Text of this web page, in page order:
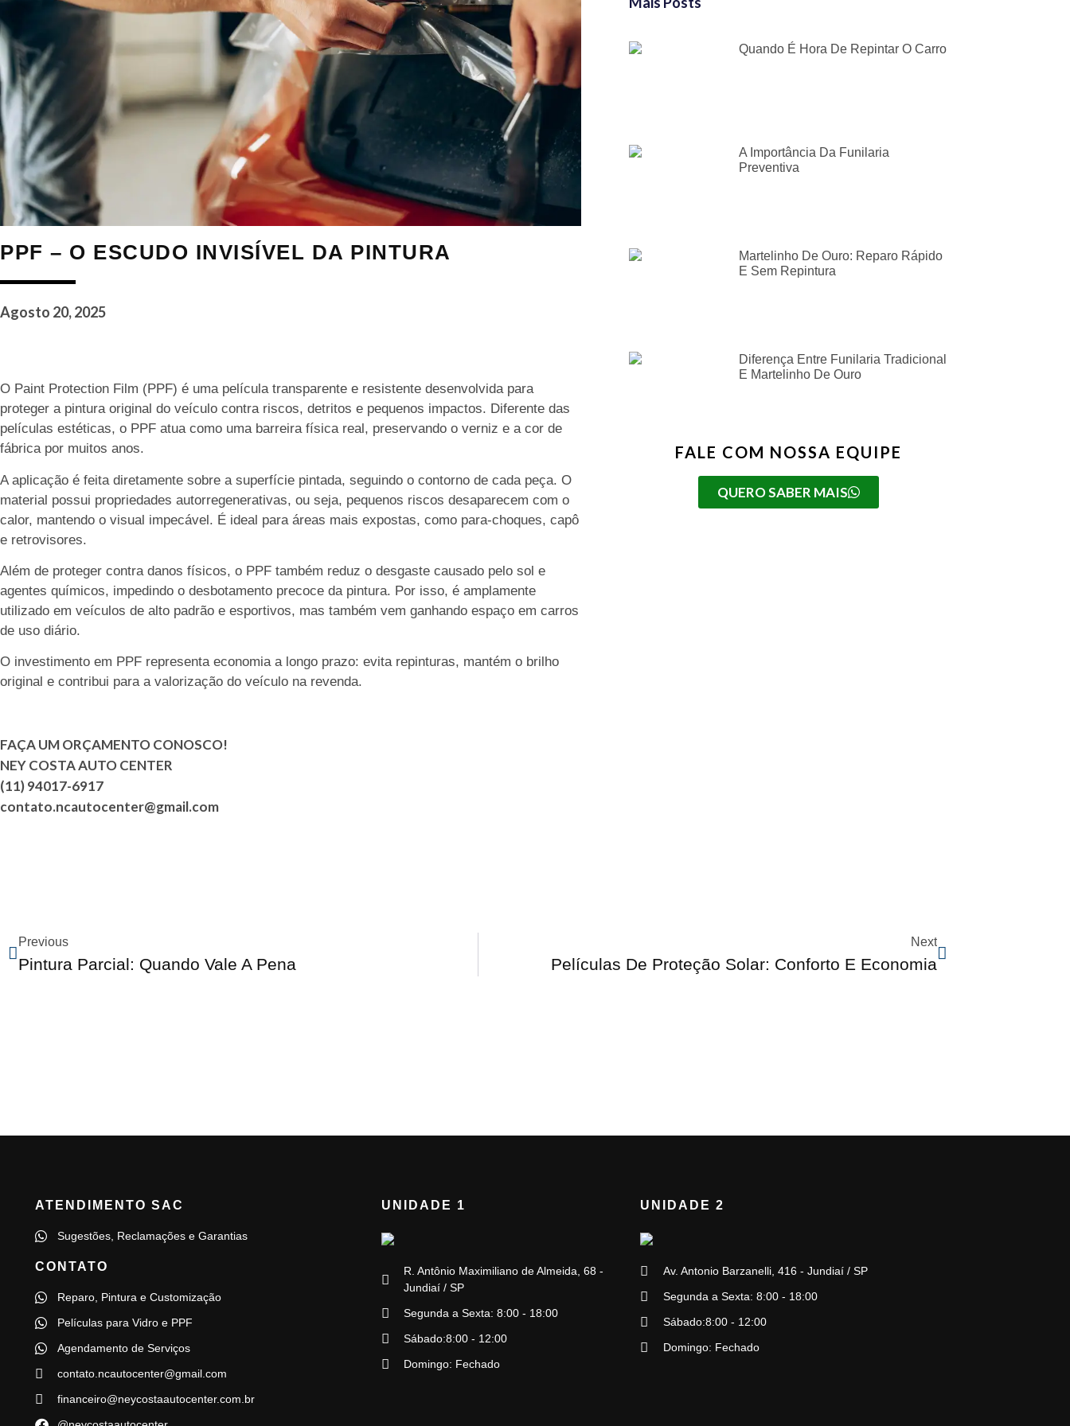
PPF – O ESCUDO INVISÍVEL DA PINTURA
Agosto 20, 2025
O Paint Protection Film (PPF) é uma película transparente e resistente desenvolvida para
proteger a pintura original do veículo contra riscos, detritos e pequenos impactos. Diferente das
películas estéticas, o PPF atua como uma barreira física real, preservando o verniz e a cor de
fábrica por muitos anos.
A aplicação é feita diretamente sobre a superfície pintada, seguindo o contorno de cada peça. O
material possui propriedades autorregenerativas, ou seja, pequenos riscos desaparecem com o
calor, mantendo o visual impecável. É ideal para áreas mais expostas, como para-choques, capô
e retrovisores.
Além de proteger contra danos físicos, o PPF também reduz o desgaste causado pelo sol e
agentes químicos, impedindo o desbotamento precoce da pintura. Por isso, é amplamente
utilizado em veículos de alto padrão e esportivos, mas também vem ganhando espaço em carros
de uso diário.
O investimento em PPF representa economia a longo prazo: evita repinturas, mantém o brilho
original e contribui para a valorização do veículo na revenda.
FAÇA UM ORÇAMENTO CONOSCO!
NEY COSTA AUTO CENTER
(11) 94017-6917
contato.ncautocenter@gmail.com
Quando É Hora De Repintar O Carro
A Importância Da Funilaria
Preventiva
Martelinho De Ouro: Reparo Rápido
E Sem Repintura
Diferença Entre Funilaria Tradicional
E Martelinho De Ouro
FALE COM NOSSA EQUIPE
QUERO SABER MAIS
Previous
Pintura Parcial: Quando Vale A Pena
Next
Películas De Proteção Solar: Conforto E Economia
ATENDIMENTO SAC
Sugestões, Reclamações e Garantias
CONTATO
Reparo, Pintura e Customização
Películas para Vidro e PPF
Agendamento de Serviços
contato.ncautocenter@gmail.com
financeiro@neycostaautocenter.com.br
UNIDADE 1
R. Antônio Maximiliano de Almeida, 68 -
Jundiaí / SP
Segunda a Sexta: 8:00 - 18:00
Sábado:8:00 - 12:00
Domingo: Fechado
UNIDADE 2
Av. Antonio Barzanelli, 416 - Jundiaí / SP
Segunda a Sexta: 8:00 - 18:00
Sábado:8:00 - 12:00
Domingo: Fechado